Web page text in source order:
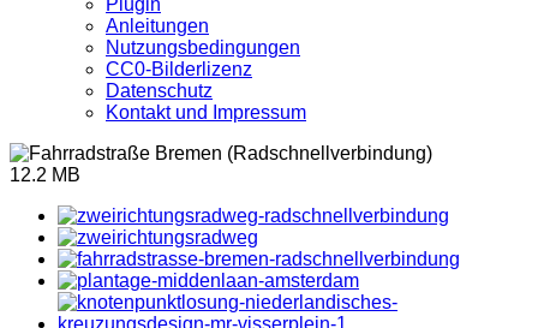
Plugin
Anleitungen
Nutzungsbedingungen
CC0-Bilderlizenz
Datenschutz
Kontakt und Impressum
12.2 MB